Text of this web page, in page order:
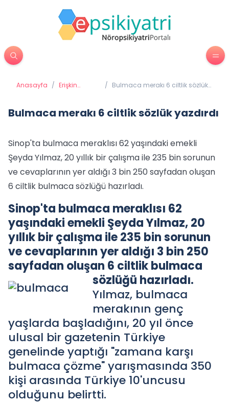
Anasayfa / Erişkin
/ Bulmaca merakı 6 ciltlik sözlük
Bulmaca merakı 6 ciltlik sözlük yazdırdı
Sinop'ta bulmaca meraklısı 62 yaşındaki emekli
Şeyda Yılmaz, 20 yıllık bir çalışma ile 235 bin sorunun
ve cevaplarının yer aldığı 3 bin 250 sayfadan oluşan
6 ciltlik bulmaca sözlüğü hazırladı.
Sinop'ta bulmaca meraklısı 62
yaşındaki emekli Şeyda Yılmaz, 20
yıllık bir çalışma ile 235 bin sorunun
ve cevaplarının yer aldığı 3 bin 250
sayfadan oluşan 6 ciltlik bulmaca
sözlüğü hazırladı.
Yılmaz, bulmaca
merakının genç
yaşlarda başladığını, 20 yıl önce
ulusal bir gazetenin Türkiye
genelinde yaptığı "zamana karşı
bulmaca çözme" yarışmasında 350
kişi arasında Türkiye 10'uncusu
olduğunu belirtti.